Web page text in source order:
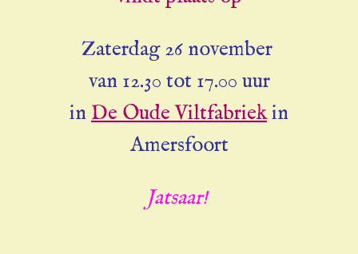
Zaterdag 26 november
van 12.30 tot 17.00 uur
in De Oude Viltfabriekin
Amersfoort
Jatsaar!